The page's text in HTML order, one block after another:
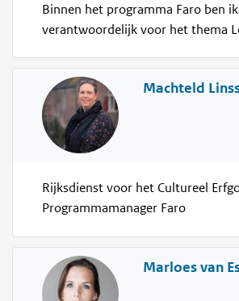
Binnen het programma Faro ben ik
verantwoordelijk voor het thema
Machteld
Rijksdienst voor het Cultureel
Programmamanager Faro
Marloes van